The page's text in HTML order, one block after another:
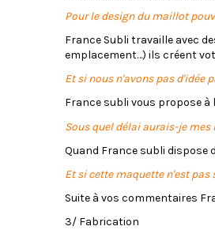
Pour le design du maillot
France Subli travaille avec
emplacement…) ils créent
Et si nous n'avons pas d'idée
France subli vous propose
Sous quel délai aurais-je mes
Quand France subli dispose
Et si cette maquette n'est pas
Suite à vos commentaires
3/ Fabrication